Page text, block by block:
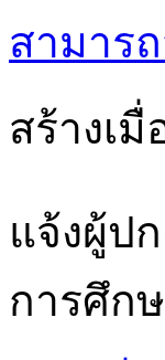
สามาร
สร้างเ
แจ้งผู้ป
การศึก